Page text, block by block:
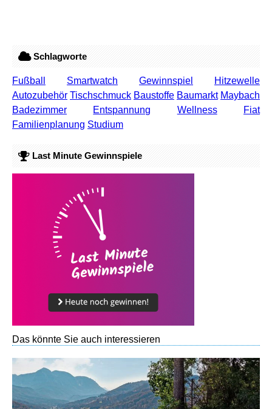
Schlagworte
Fußball Smartwatch Gewinnspiel
Hitzewelle
Autozubehör Tischschmuck Baustoffe Baumarkt Maybach
Badezimmer
Entspannung Wellness
Fiat
Familienplanung Studium
Last Minute Gewinnspiele
Das könnte Sie auch interessieren